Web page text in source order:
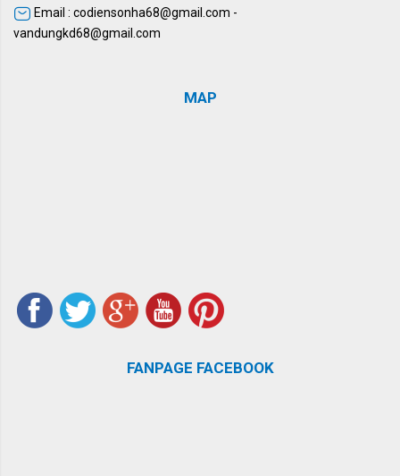
Email : codiensonha68@gmail.com -
vandungkd68@gmail.com
MAP
FANPAGE FACEBOOK